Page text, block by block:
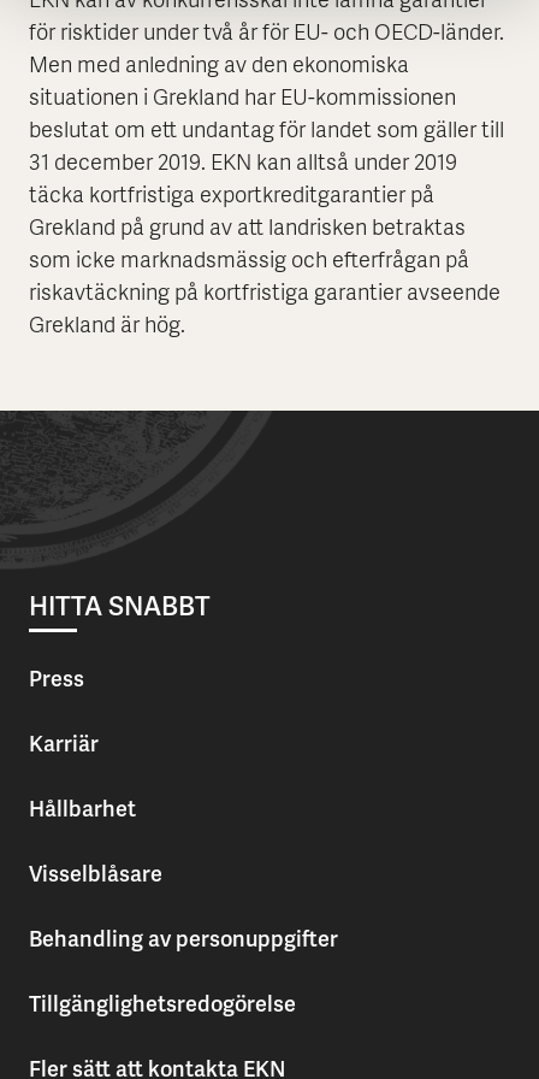
för risktider under två år för EU- och OECD-länder.
Men med anledning av den ekonomiska
situationen i Grekland har EU-kommissionen
beslutat om ett undantag för landet som gäller till
31 december 2019. EKN kan alltså under 2019
täcka kortfristiga exportkreditgarantier på
Grekland på grund av att landrisken betraktas
som icke marknadsmässig och efterfrågan på
riskavtäckning på kortfristiga garantier avseende
Grekland är hög.
HITTA SNABBT
Press
Karriär
Hållbarhet
Visselblåsare
Behandling av personuppgifter
Tillgänglighetsredogörelse
Fler sätt att kontakta EKN